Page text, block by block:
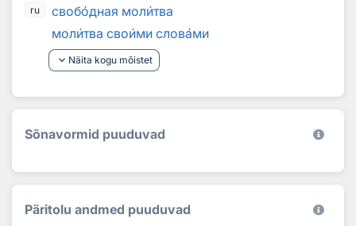
ru свободная молитва
молитва своими словами
keyboard_arrow_down Näita kogu mõistet
Sõnavormid puuduvad
Päritolu andmed puuduvad